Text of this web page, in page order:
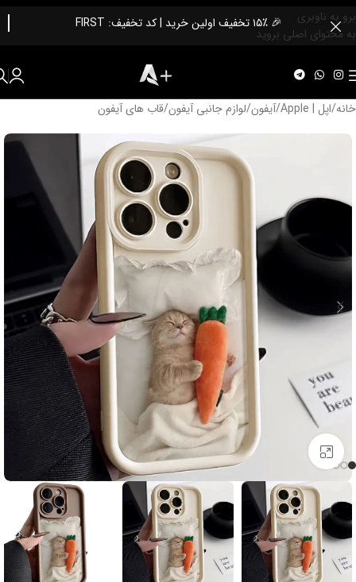
برو به ناوبری
به محتوای اصلی بروید
🎉 ۱۵٪ تخفیف اولین خرید | کد تخفیف: FIRST
خانه/اپل | Apple /آیفون/لوازم جانبی آیفون/قاب های آیفون
برای بزرگنمایی کلیک کنید.